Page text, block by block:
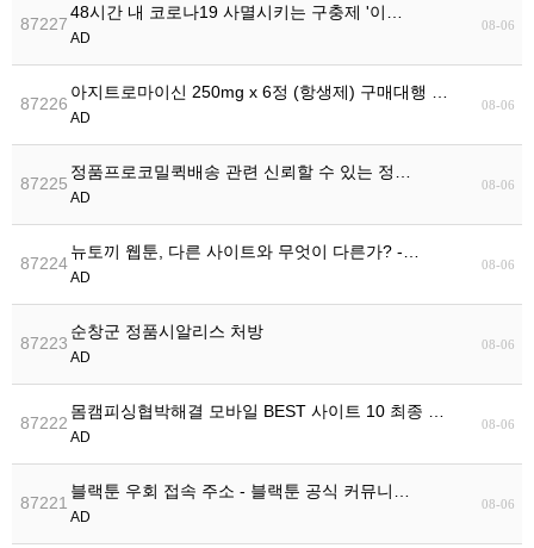
87227
48시간 내 코로나19 사멸시키는 구충제 '이…
AD
08-06
87226
아지트로마이신 250mg x 6정 (항생제) 구매대행 …
AD
08-06
87225
정품프로코밀퀵배송 관련 신뢰할 수 있는 정…
AD
08-06
87224
뉴토끼 웹툰, 다른 사이트와 무엇이 다른가? -…
AD
08-06
87223
순창군 정품시알­리스 처방
AD
08-06
87222
몸캠피싱협박해결 모바일 BEST 사이트 10 최종 …
AD
08-06
87221
블랙툰 우회 접속 주소 - 블랙툰 공식 커뮤니…
AD
08-06